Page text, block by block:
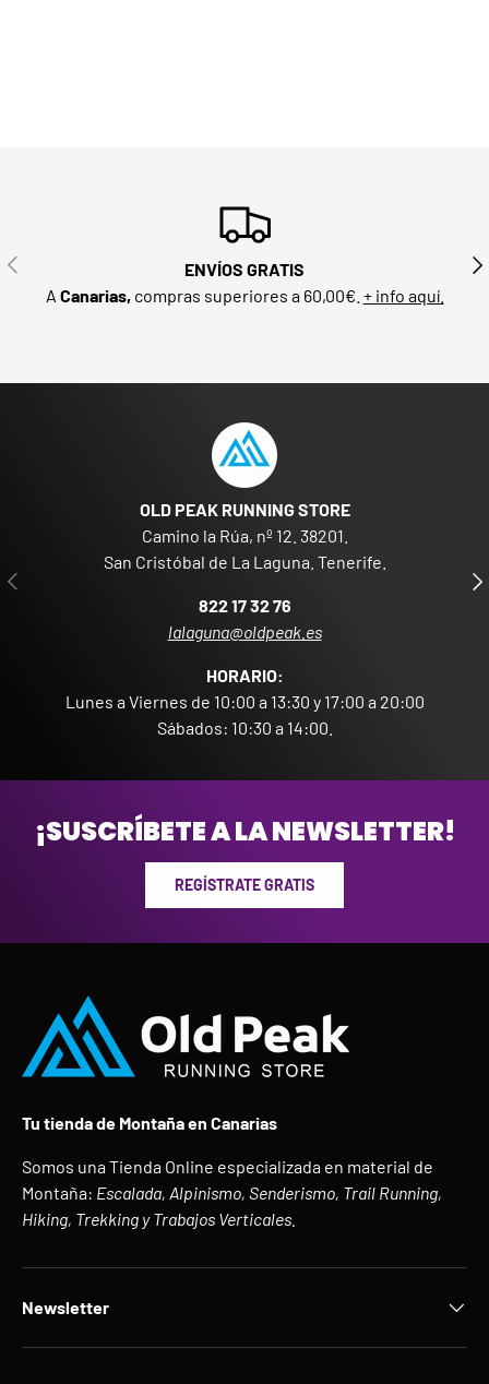
ANTERIOR
ENVÍOS GRATIS
A Canarias, compras superiores a 60,00€. + info aquí.
ANTERIOR
OLD PEAK RUNNING STORE
Camino la Rúa, nº 12. 38201.
San Cristóbal de La Laguna. Tenerife.
822 17 32 76
lalaguna@oldpeak.es
HORARIO:
Lunes a Viernes de 10:00 a 13:30 y 17:00 a 20:00
Sábados: 10:30 a 14:00.
¡SUSCRÍBETE A LA NEWSLETTER!
REGÍSTRATE GRATIS
Tu tienda de Montaña en Canarias
Somos una Tienda Online especializada en material de
Montaña: Escalada, Alpinismo, Senderismo, Trail Running,
Hiking, Trekking y Trabajos Verticales.
Newsletter